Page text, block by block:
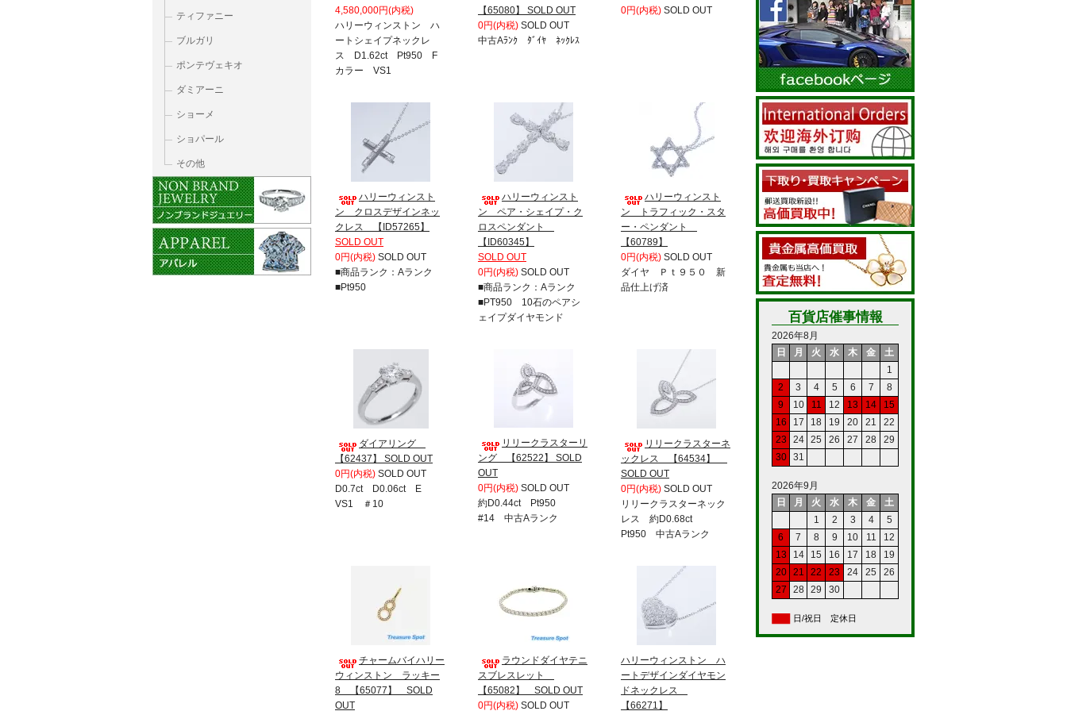
4,580,000円(内税)
ハリーウィンストン ハ
ートシェイプネックレ
ス D1.62ct Pt950 F
カラー VS1
【65080】 SOLD OUT
0円(内税) SOLD OUT
中古Aﾗﾝｸ ﾀﾞｲﾔ ﾈｯｸﾚｽ
0円(内税) SOLD OUT
ハリーウィンスト
ン クロスデザインネッ
クレス 【ID57265】
SOLD OUT
0円(内税) SOLD OUT
■商品ランク：Aランク
■Pt950
ハリーウィンスト
ン ペア・シェイプ・ク
ロスペンダント
【ID60345】
SOLD OUT
0円(内税) SOLD OUT
■商品ランク：Aランク
■PT950 10石のペアシ
ェイプダイヤモンド
ハリーウィンスト
ン トラフィック・スタ
ー・ペンダント
【60789】
0円(内税) SOLD OUT
ダイヤ Ｐｔ９５０ 新
品仕上げ済
ダイアリング
【62437】 SOLD OUT
0円(内税) SOLD OUT
D0.7ct D0.06ct E
VS1 ＃10
リリークラスターリ
ング 【62522】 SOLD
OUT
0円(内税) SOLD OUT
約D0.44ct Pt950
#14 中古Aランク
リリークラスターネ
ックレス 【64534】
SOLD OUT
0円(内税) SOLD OUT
リリークラスターネック
レス 約D0.68ct
Pt950 中古Aランク
チャームバイハリー
ウィンストン ラッキー
8 【65077】 SOLD
OUT
ラウンドダイヤテニ
スブレスレット
【65082】 SOLD OUT
0円(内税) SOLD OUT
ハリーウィンストン ハ
ートデザインダイヤモン
ドネックレス
【66271】
ティファニー
ブルガリ
ポンテヴェキオ
ダミアーニ
ショーメ
ショパール
その他
百貨店催事情報
2026年8月
日
月 火 水 木 金
土
1
2
3 4 5 6 7
8
9
10 11 12 13 14
15
16
17 18 19 20 21
22
23
24 25 26 27 28
29
30
31
2026年9月
日
月 火 水 木 金
土
1
2 3 4
5
6
7 8 9 10 11
12
13
14 15 16 17 18
19
20
21 22 23 24 25
26
27
28 29 30
日/祝日 定休日